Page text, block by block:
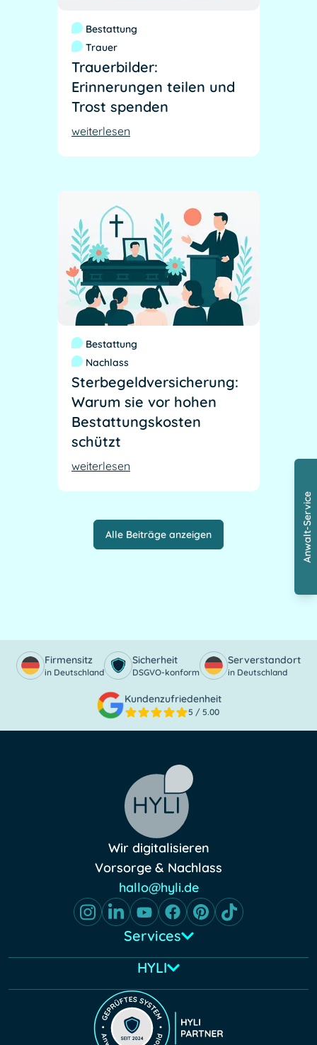
Bestattung
Trauer
Trauerbilder:
Erinnerungen teilen und
Trost spenden
weiterlesen
Bestattung
Nachlass
Sterbegeldversicherung:
Warum sie vor hohen
Bestattungskosten
schützt
weiterlesen
Alle Beiträge anzeigen Anwalt-Service
Firmensitz
in Deutschland
Sicherheit
DSGVO-konform
Serverstandort
in Deutschland
Kundenzufriedenheit
5 / 5.00
Wir digitalisieren
Vorsorge & Nachlass
hallo@hyli.de
Services
HYLI